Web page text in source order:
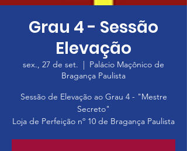
Grau 4 - Sessão
Elevação
sex., 27 de set.
  |
Palácio Maçônico de
Bragança Paulista
Sessão de Elevação ao Grau 4 - "Mestre
Secreto"
Loja de Perfeição nº 10 de Bragança Paulista